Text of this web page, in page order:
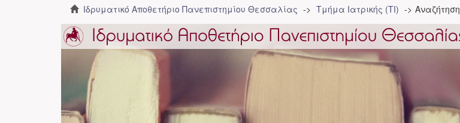
Ιδρυματικό Αποθετήριο Πανεπιστημίου Θεσσαλίας Τμήμα Ιατρικής (ΤΙ) Αναζήτηση